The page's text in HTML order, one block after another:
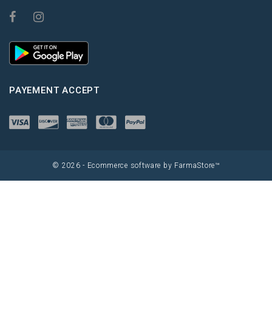
PAYEMENT ACCEPT
© 2026 - Ecommerce software by FarmaStore™